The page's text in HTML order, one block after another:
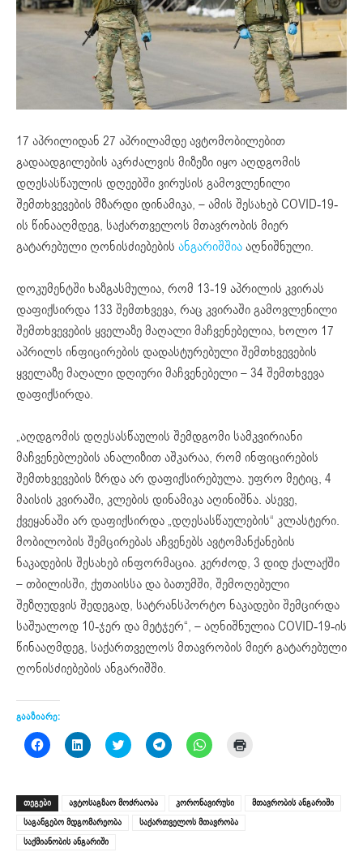
17 აპრილიდან 27 აპრილამდე ავტომობილებით
გადაადგილების აკრძალვის მიზეზი იყო აღდგომის
დღესასწაულის დღეებში ვირუსის გამოვლენილი
შემთხვევების მზარდი დინამიკა, – ამის შესახებ COVID-19-
ის წინააღმდეგ, საქართველოს მთავრობის მიერ
გატარებული ღონისძიებების ანგარიშშიააღნიშნული.
დოკუმენტში ხაზგასმულია, რომ 13-19 აპრილის კვირას
დაფიქსირდა 133 შემთხვევა, რაც კვირაში გამოვლენილი
შემთხვევების ყველაზე მაღალი მაჩვენებელია, ხოლო 17
აპრილს ინფიცირების დადასტურებული შემთხვევების
ყველაზე მაღალი დღიური მაჩვენებელი – 34 შემთხვევა
დაფიქსირდა.
„აღდგომის დღესასწაულის შემდგომი სამკვირიანი
მაჩვენებლების ანალიზით აშკარაა, რომ ინფიცირების
შემთხვევების ზრდა არ დაფიქსირებულა. უფრო მეტიც, 4
მაისის კვირაში, კლების დინამიკა აღინიშნა. ასევე,
ქვეყანაში არ დაფიქსირდა „დღესასწაულების“ კლასტერი.
მობილობის შემცირებას აჩვენებს ავტომანქანების
ნაკადების შესახებ ინფორმაცია. კერძოდ, 3 დიდ ქალაქში
– თბილისში, ქუთაისსა და ბათუმში, შემოღებული
შეზღუდვის შედეგად, სატრანსპორტო ნაკადები შემცირდა
საშუალოდ 10-ჯერ და მეტჯერ“, – აღნიშნულია COVID-19-ის
წინააღმდეგ, საქართველოს მთავრობის მიერ გატარებული
ღონისძიებების ანგარიშში.
გააზიარე:
Click
to
(Opens
in
new
window)
Click
to
(Opens
in
new
window)
Click
to
(Opens
in
new
window)
Click
to
(Opens
new
window)
Click
to
(Opens
in
new
window)
new
window)
ᲗᲔᲒᲔᲑᲘ ავტოსაგზაო მოძრაობა კორონავირუსი
მთავრობის ანგარიში
საგანგებო მდგომარეობა
საქართველოს მთავრობა
საქმიანობის ანგარიში